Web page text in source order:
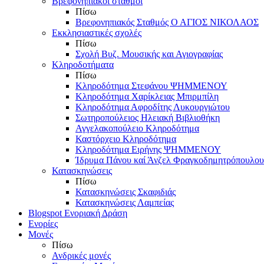
Πίσω
Βρεφονηπιακός Σταθμός Ο ΑΓΙΟΣ ΝΙΚΟΛΑΟΣ
Εκκλησιαστικές σχολές
Πίσω
Σχολή Βυζ. Μουσικής και Αγιογραφίας
Κληροδοτήματα
Πίσω
Κληροδότημα Στεφάνου ΨΗΜΜΕΝΟΥ
Κληροδότημα Χαρίκλειας Μπιρμπίλη
Κληροδότημα Αφροδίτης Λυκουργιώτου
Σωτηροπούλειος Ηλειακή Βιβλιοθήκη
Αγγελακοπούλειο Κληροδότημα
Καστόρχειο Κληροδότημα
Κληροδότημα Ειρήνης ΨΗΜΜΕΝΟΥ
Ίδρυμα Πάνου καί Άνζελ Φραγκοδημητρόπουλου
Κατασκηνώσεις
Πίσω
Κατασκηνώσεις Σκαφιδιάς
Κατασκηνώσεις Λαμπείας
Blogspot Ενοριακή Δράση
Ενορίες
Μονές
Πίσω
Ανδρικές μονές